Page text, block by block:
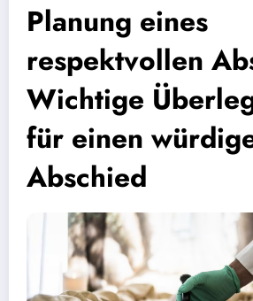
Planung eines
respektvollen
Wichtige
für einen
Abschied